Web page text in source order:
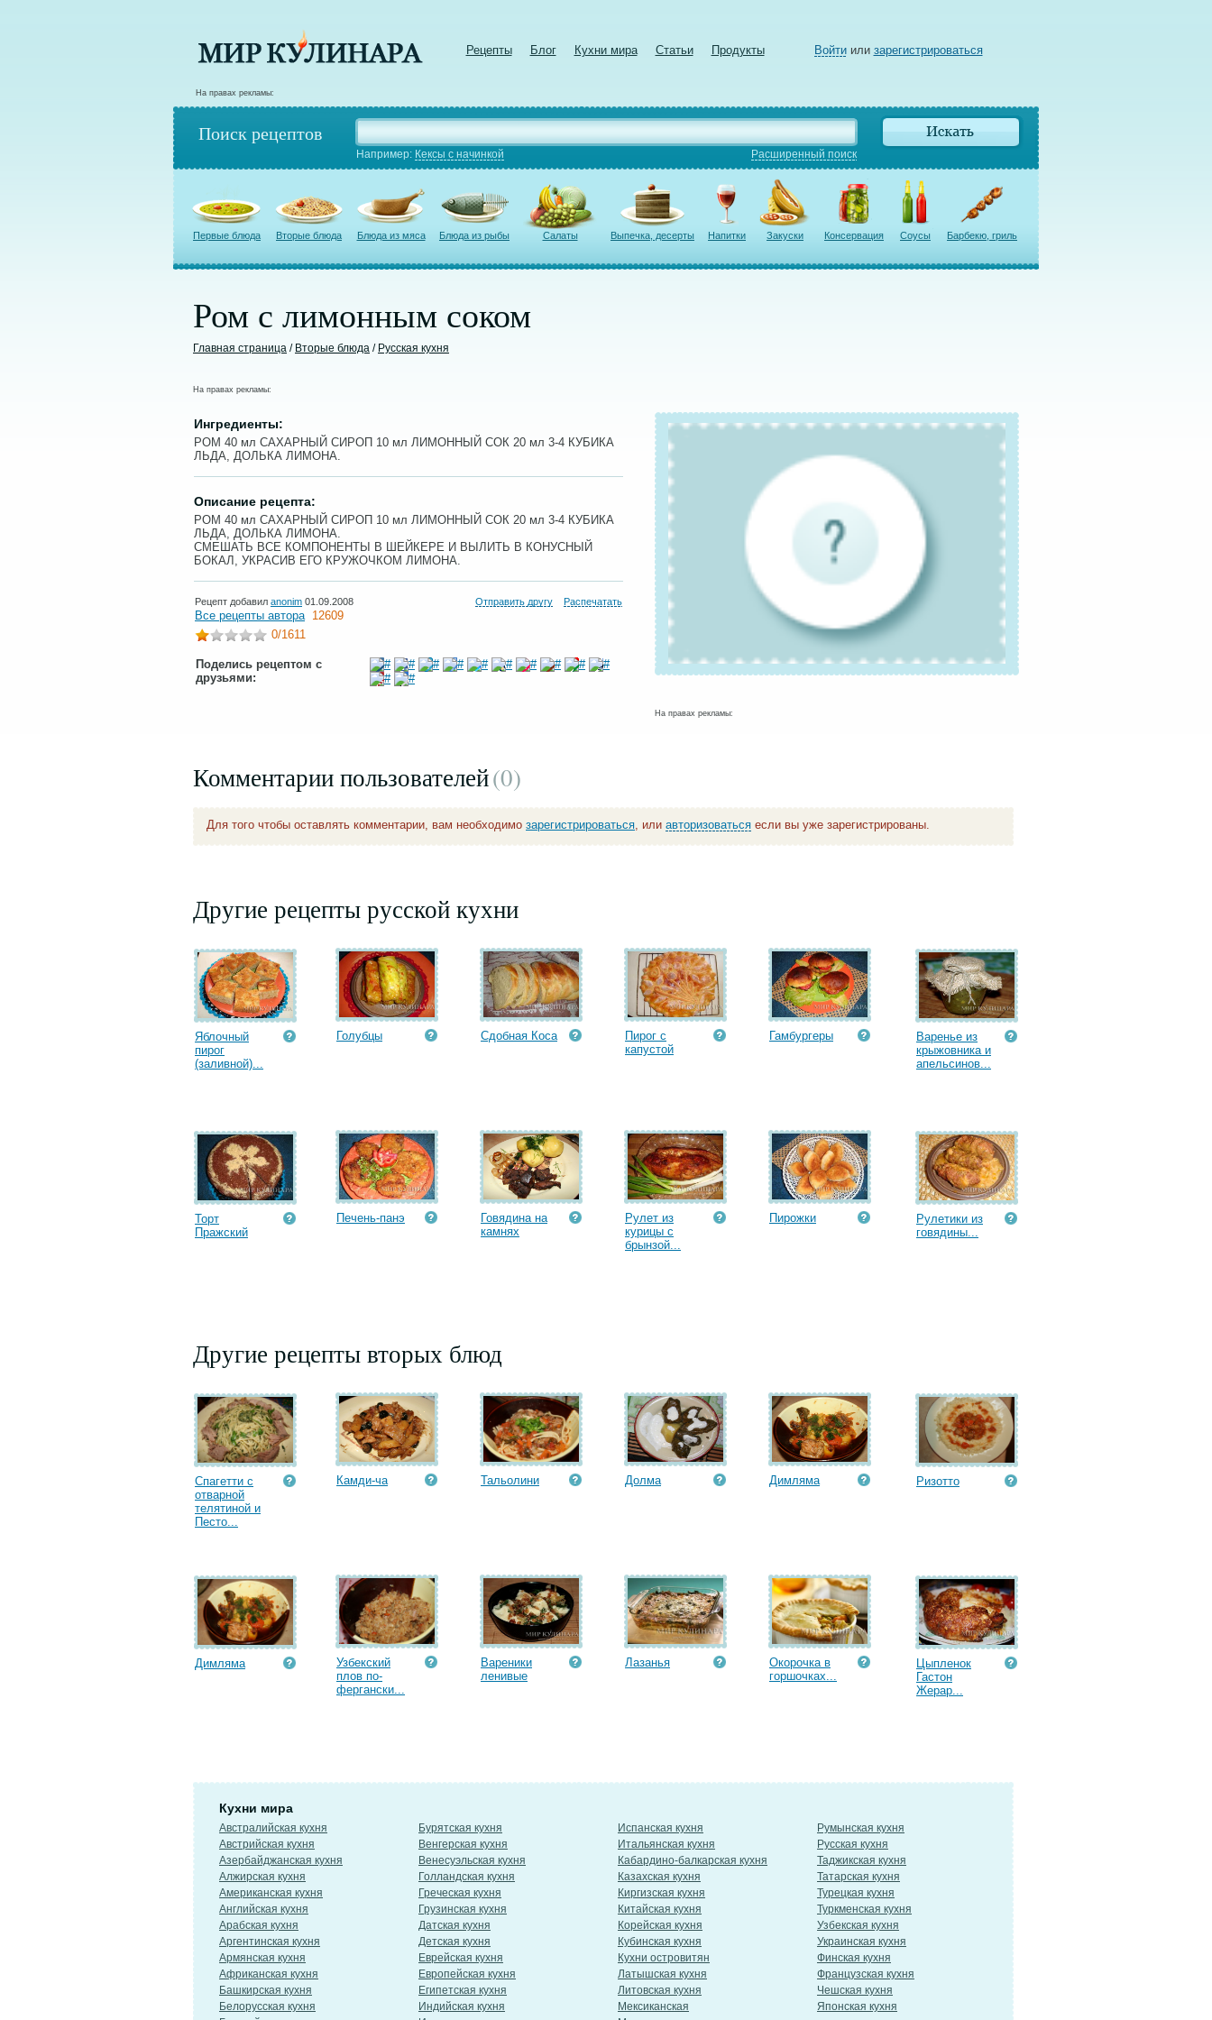
Рецепты Блог Кухни мира Статьи Продукты Войтиили зарегистрироваться
На правах рекламы:
Поиск рецептов
Например: Кексы с начинкой Расширенный поиск
Первые блюда Вторые блюда Блюда из мяса Блюда из рыбы Салаты Выпечка, десерты Напитки Закуски Консервация Соусы Барбекю, гриль
Ром с лимонным соком
Главная страница / Вторые блюда / Русская кухня
На правах рекламы:
Ингредиенты:
РОМ 40 мл САХАРНЫЙ СИРОП 10 мл ЛИМОННЫЙ СОК 20 мл 3-4 КУБИКА
ЛЬДА, ДОЛЬКА ЛИМОНА.
Описание рецепта:
РОМ 40 мл САХАРНЫЙ СИРОП 10 мл ЛИМОННЫЙ СОК 20 мл 3-4 КУБИКА
ЛЬДА, ДОЛЬКА ЛИМОНА.
СМЕШАТЬ ВСЕ КОМПОНЕНТЫ В ШЕЙКЕРЕ И ВЫЛИТЬ В КОНУСНЫЙ
БОКАЛ, УКРАСИВ ЕГО КРУЖОЧКОМ ЛИМОНА.
Рецепт добавил anonim 01.09.2008 Отправить другу Распечатать
Все рецепты автора 12609
0/1611
Поделись рецептом с
друзьями:
На правах рекламы:
Комментарии пользователей(0)
Для того чтобы оставлять комментарии, вам необходимо зарегистрироваться, или авторизоваться если вы уже зарегистрированы.
Другие рецепты русской кухни
Яблочный
пирог
(заливной)...
Голубцы Сдобная Коса
Пирог с
капустой
Гамбургеры
Варенье из
крыжовника и
апельсинов...
Торт
Пражский
Печень-панэ
Говядина на
камнях
Рулет из
курицы с
брынзой...
Пирожки
Рулетики из
говядины...
Другие рецепты вторых блюд
Спагетти с
отварной
телятиной и
Песто...
Камди-ча Тальолини Долма Димляма Ризотто
Димляма
Узбекский
плов по-
фергански...
Вареники
ленивые
Лазанья
Окорочка в
горшочках...
Цыпленок
Гастон
Жерар...
Кухни мира
Австралийская кухня
Австрийская кухня
Азербайджанская кухня
Алжирская кухня
Американская кухня
Английская кухня
Арабская кухня
Аргентинская кухня
Армянская кухня
Африканская кухня
Башкирская кухня
Белорусская кухня
Бурятская кухня
Венгерская кухня
Венесуэльская кухня
Голландская кухня
Греческая кухня
Грузинская кухня
Датская кухня
Детская кухня
Еврейская кухня
Европейская кухня
Египетская кухня
Индийская кухня
Испанская кухня
Итальянская кухня
Кабардино-балкарская кухня
Казахская кухня
Киргизская кухня
Китайская кухня
Корейская кухня
Кубинская кухня
Кухни островитян
Латышская кухня
Литовская кухня
Мексиканская
Румынская кухня
Русская кухня
Таджикская кухня
Татарская кухня
Турецкая кухня
Туркменская кухня
Узбекская кухня
Украинская кухня
Финская кухня
Французская кухня
Чешская кухня
Японская кухня